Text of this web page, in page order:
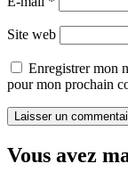
Site web
Enregistrer mon
pour mon prochain
Vous avez